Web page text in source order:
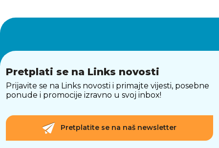
Pretplati se na Links novosti
Prijavite se na Links novosti i primajte vijesti, posebne
ponude i promocije izravno u svoj inbox!
Pretplatite se na naš newsletter